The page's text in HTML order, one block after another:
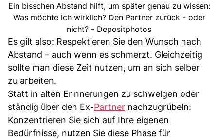
Ein bisschen Abstand hilft, um später genau zu wissen:
Was möchte ich wirklich? Den Partner zurück - oder
nicht? - Depositphotos
Es gilt also: Respektieren Sie den Wunsch nach
Abstand – auch wenn es schmerzt. Gleichzeitig
sollte man diese Zeit nutzen, um an sich selber
zu arbeiten.
Statt in alten Erinnerungen zu schwelgen oder
ständig über den Ex-Partner nachzugrübeln:
Konzentrieren Sie sich auf Ihre eigenen
Bedürfnisse, nutzen Sie diese Phase für